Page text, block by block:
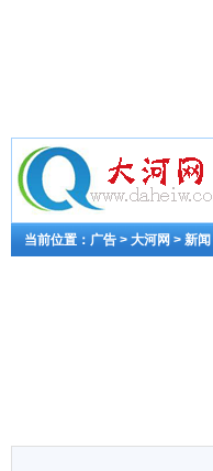
当前位置： 广告 > 大河网 > 新闻